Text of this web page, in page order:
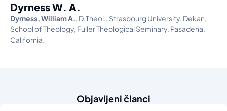
Dyrness W. A.
Dyrness, William A., D.Theol., Strasbourg University. Dekan,
School of Theology, Fuller Theological Seminary, Pasadena,
California.
Objavljeni članci